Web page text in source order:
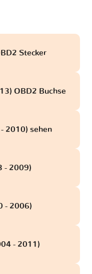
Stecker
OBD2 Buchse
2010) sehen
- 2009)
- 2006)
- 2011)